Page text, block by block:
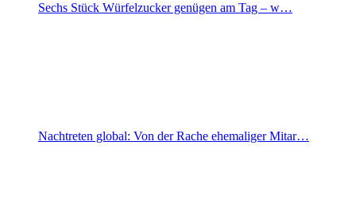
Sechs Stück Würfelzucker genügen am Tag – w…
Nachtreten global: Von der Rache ehemaliger Mitar…